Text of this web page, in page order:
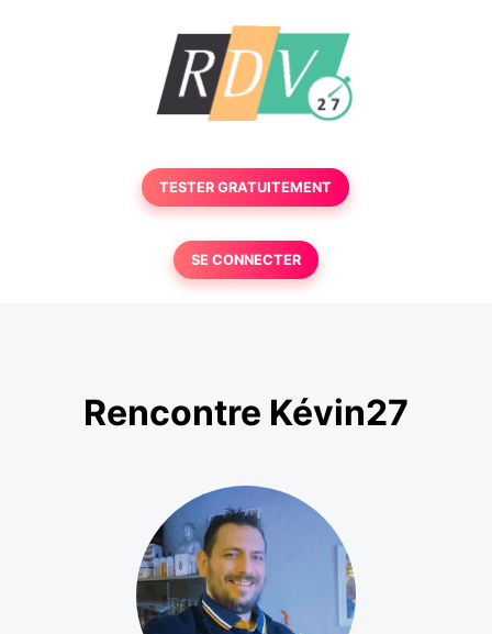
TESTER GRATUITEMENT
SE CONNECTER
Rencontre Kévin27